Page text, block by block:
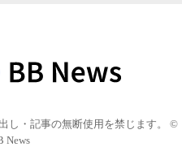
し・記事の無断使用を禁じます。 ©
News